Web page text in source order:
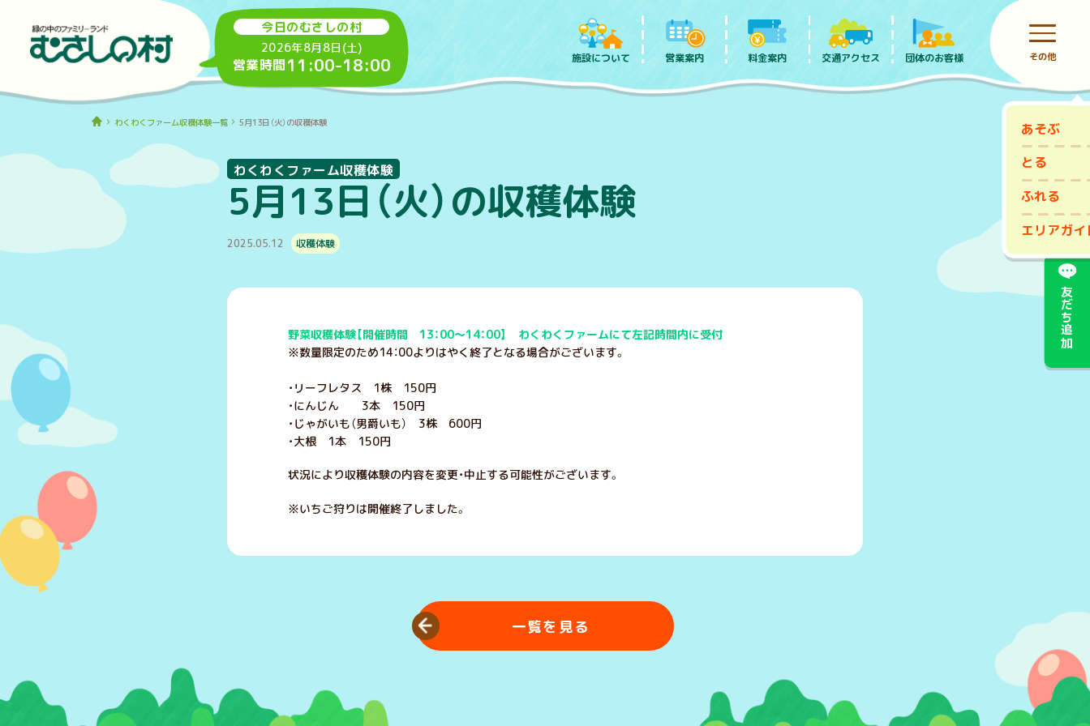
今日のむさしの村
2026年8月8日(土)
営業時間11:00-18:00 施設について
あそぶ
とる
ふれる
エリアガイ
営業案内 料金案内 交通アクセス 団体のお客様 その他
前売りチケット
友だち追加
わくわくファーム収穫体験一覧 5月13日（火）の収穫体験
5月13日（火）の収穫体験
わくわくファーム収穫体験
2025.05.12 収穫体験
野菜収穫体験【開催時間 13：00～14：00】 わくわくファームにて左記時間内に受付
※数量限定のため14：00よりはやく終了となる場合がございます。
・リーフレタス 1株 150円
・にんじん 3本 150円
・じゃがいも（男爵いも） 3株 600円
・大根 1本 150円
状況により収穫体験の内容を変更・中止する可能性がございます。
※いちご狩りは開催終了しました。
一覧を見る